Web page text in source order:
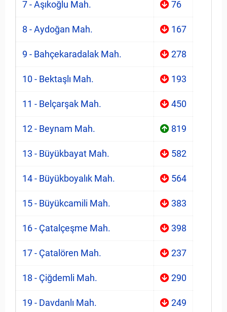
7 - Aşıkoğlu Mah. 76
8 - Aydoğan Mah. 167
9 - Bahçekaradalak Mah. 278
10 - Bektaşlı Mah. 193
11 - Belçarşak Mah. 450
12 - Beynam Mah. 819
13 - Büyükbayat Mah. 582
14 - Büyükboyalık Mah. 564
15 - Büyükcamili Mah. 383
16 - Çatalçeşme Mah. 398
17 - Çatalören Mah. 237
18 - Çiğdemli Mah. 290
19 - Davdanlı Mah. 249